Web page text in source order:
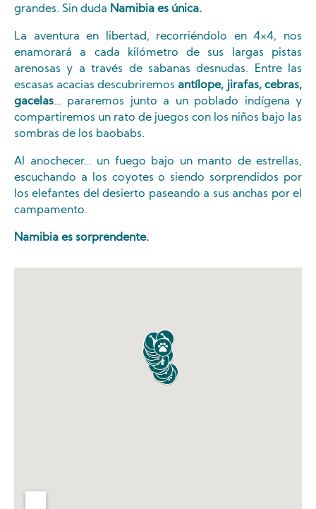
grandes. Sin duda Namibia es única.
La aventura en libertad, recorriéndolo en 4×4, nos
enamorará a cada kilómetro de sus largas pistas
arenosas y a través de sabanas desnudas. Entre las
escasas acacias descubriremos antílope, jirafas, cebras,
gacelas… pararemos junto a un poblado indígena y
compartiremos un rato de juegos con los niños bajo las
sombras de los baobabs.
Al anochecer… un fuego bajo un manto de estrellas,
escuchando a los coyotes o siendo sorprendidos por
los elefantes del desierto paseando a sus anchas por el
campamento.
Namibia es sorprendente.